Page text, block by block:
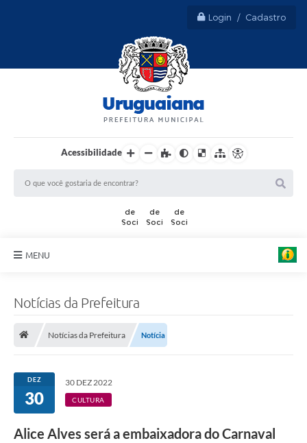
Login / Cadastro
Acessibilidade
MENU
Ouvidorias
Secretarias/Centrais
Notícias da Prefeitura
Notícias da Prefeitura Notícia
DEZ
30
30 DEZ 2022
CULTURA
Alice Alves será a embaixadora do Carnaval